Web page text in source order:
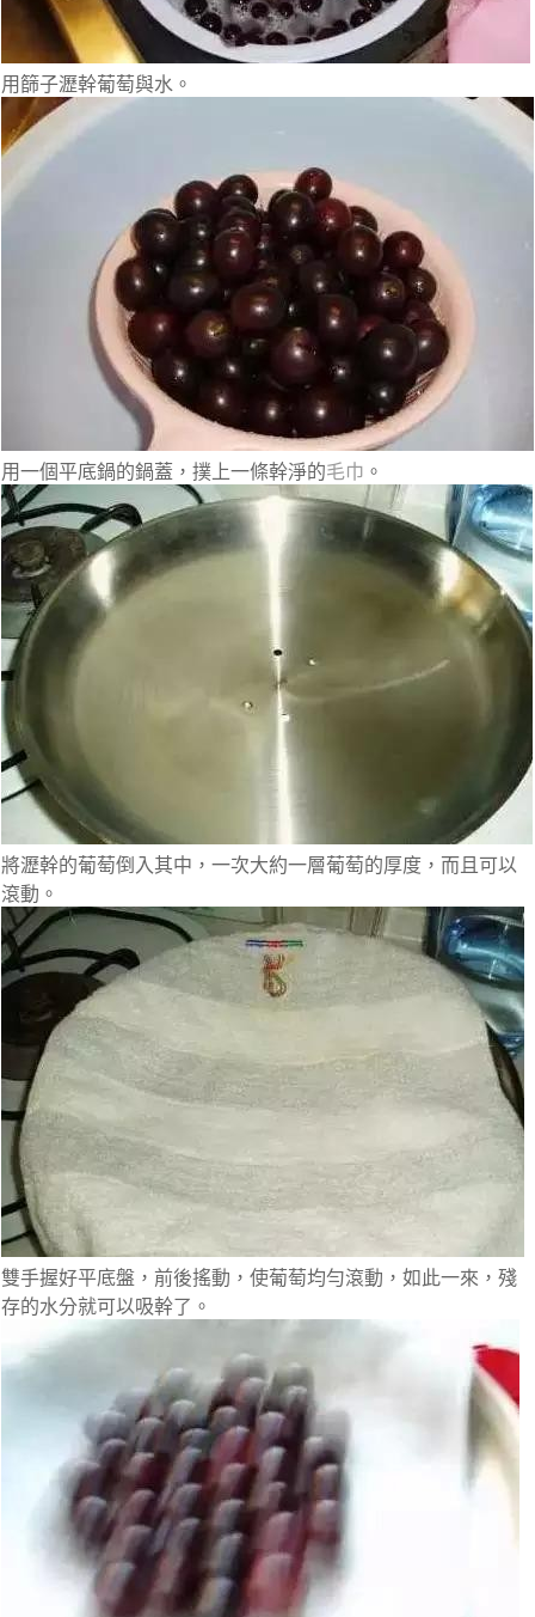
用篩子瀝幹葡萄與水。
用一個平底鍋的鍋蓋，撲上一條幹淨的毛巾 。
將瀝幹的葡萄倒入其中，一次大約一層葡萄的厚度，而且可以
滾動。
雙手握好平底盤，前後搖動，使葡萄均勻滾動，如此一來，殘
存的水分就可以吸幹了。